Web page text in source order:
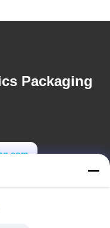
Packaging